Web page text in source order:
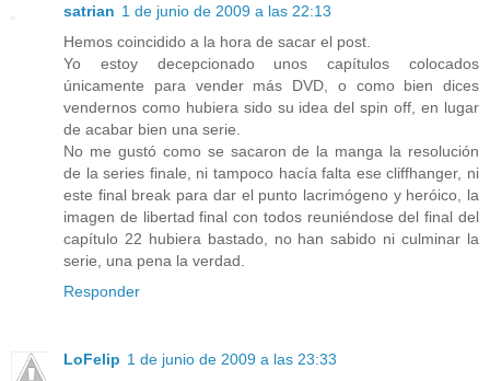
satrian 1 de junio de 2009 a las 22:13
Hemos coincidido a la hora de sacar el post.
Yo estoy decepcionado unos capítulos colocados
únicamente para vender más DVD, o como bien dices
vendernos como hubiera sido su idea del spin off, en lugar
de acabar bien una serie.
No me gustó como se sacaron de la manga la resolución
de la series finale, ni tampoco hacía falta ese cliffhanger, ni
este final break para dar el punto lacrimógeno y heróico, la
imagen de libertad final con todos reuniéndose del final del
capítulo 22 hubiera bastado, no han sabido ni culminar la
serie, una pena la verdad.
Responder
LoFelip 1 de junio de 2009 a las 23:33